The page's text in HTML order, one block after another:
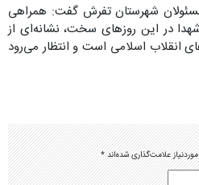
شهرستان تفرش گفت: همراهی
در این روزهای سخت، نشانه‌ای از
انقلاب اسلامی است و انتظار می‌رود
علامت‌گذاری شده‌اند*